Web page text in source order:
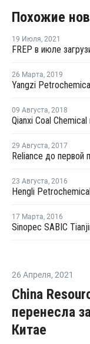
Похожие
19 Июля, 2021
26 Марта, 2019
09 Августа, 2018
29 Августа, 2017
23 Августа, 2016
17 Марта, 2016
26 Апреля, 2021
China
перенесла
Китае